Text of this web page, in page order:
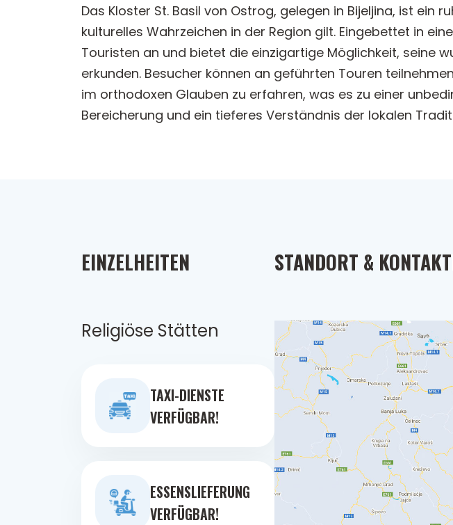
Das Kloster St. Basil von Ostrog, gelegen in Bijeljina, ist
kulturelles Wahrzeichen in der Region gilt. Eingebettet in
Touristen an und bietet die einzigartige Möglichkeit, seine
erkunden. Besucher können an geführten Touren
im orthodoxen Glauben zu erfahren, was es zu einer
Bereicherung und ein tieferes Verständnis der lokalen
EINZELHEITEN
Religiöse Stätten
TAXI-DIENSTE
VERFÜGBAR!
ESSENSLIEFERUNG
VERFÜGBAR!
STANDORT &